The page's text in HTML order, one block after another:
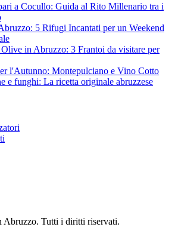
a Cocullo: Guida al Rito Millenario tra i
5 Rifugi Incantati per un Weekend
in Abruzzo: 3 Frantoi da visitare per
l'Autunno: Montepulciano e Vino Cotto
e funghi: La ricetta originale abruzzese
Abruzzo. Tutti i diritti riservati.